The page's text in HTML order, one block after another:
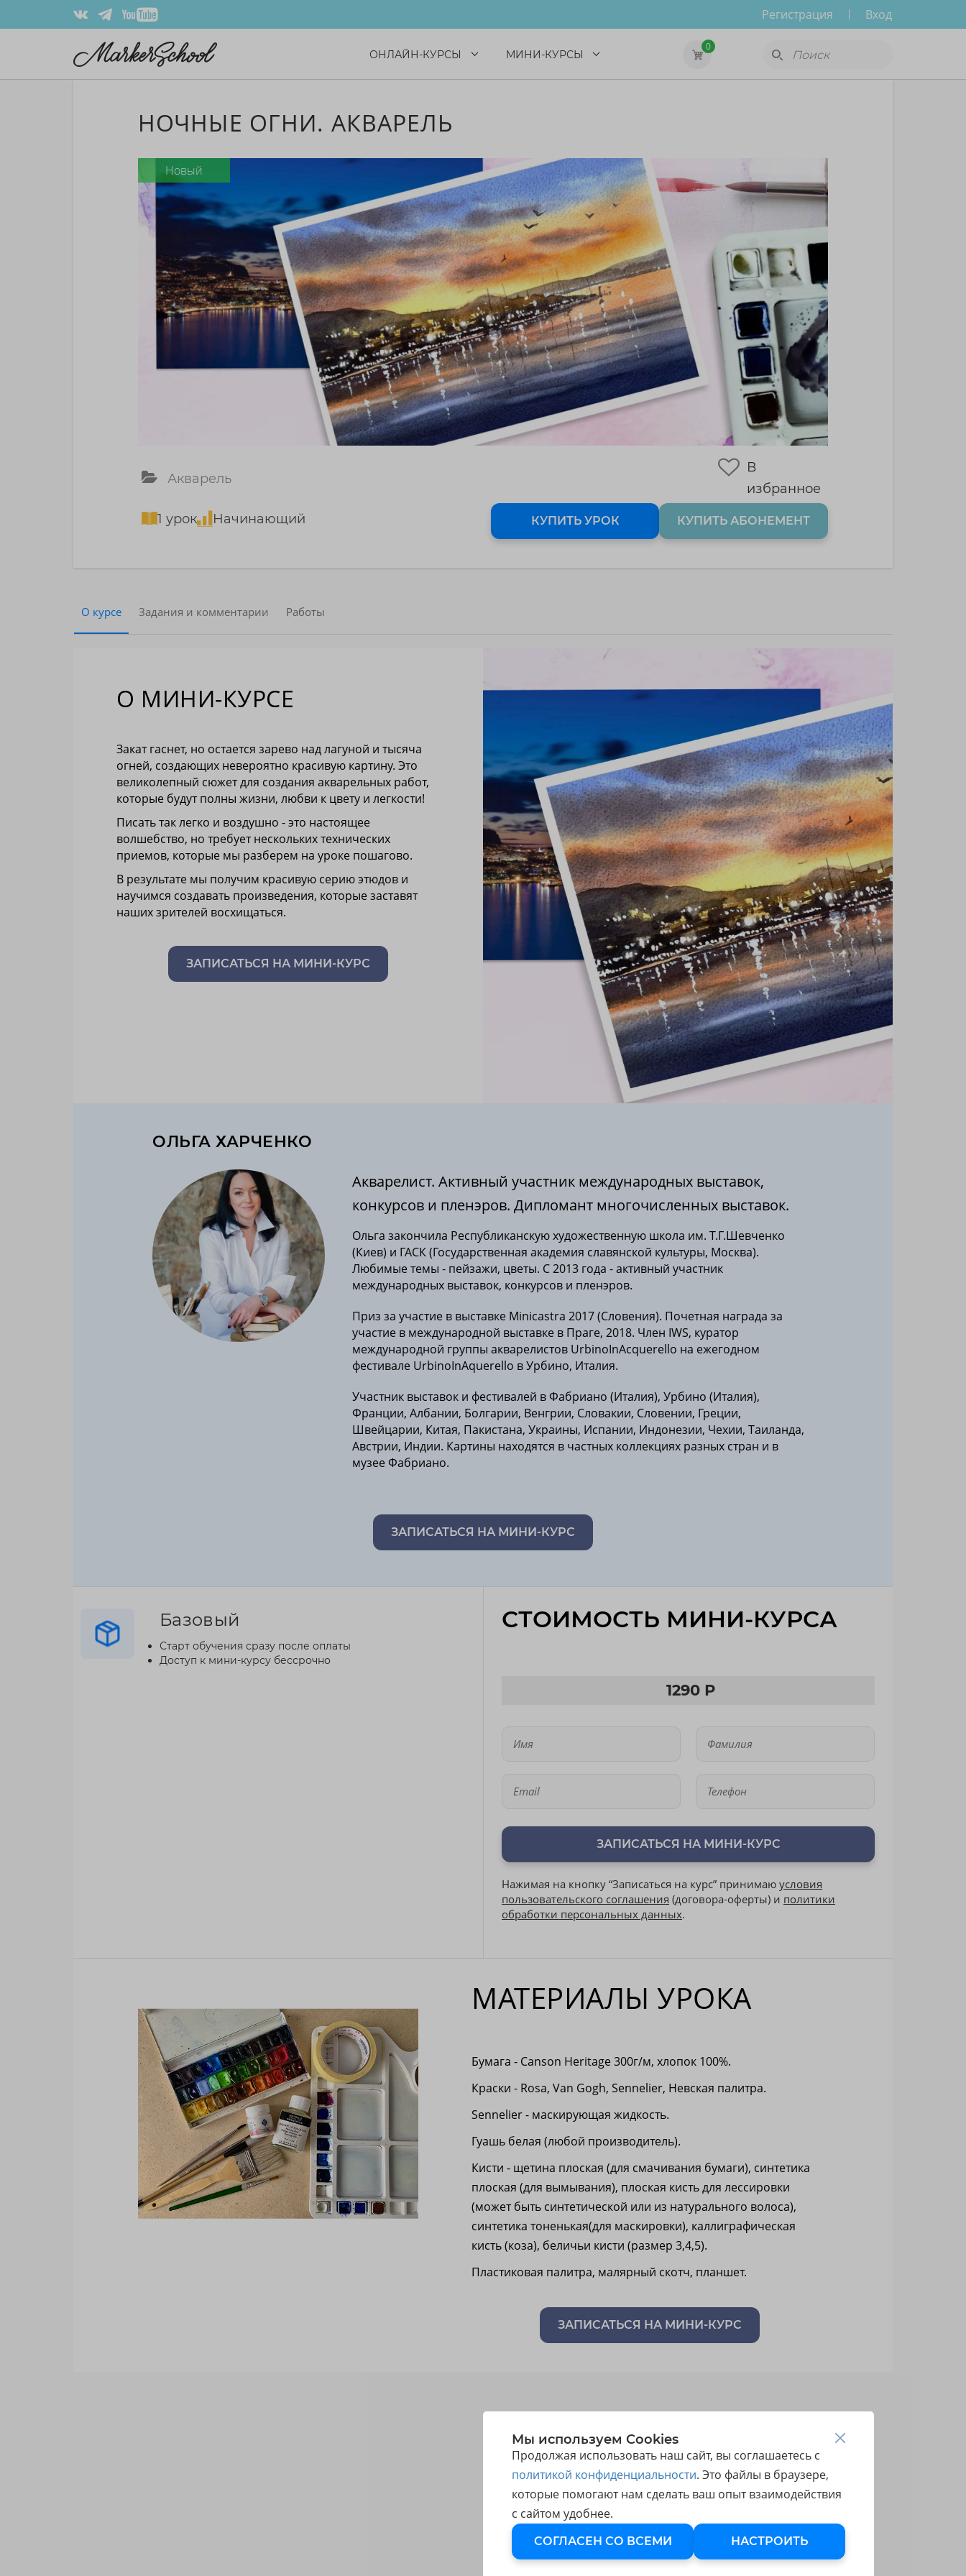
Регистрация Вход
ОНЛАЙН-КУРСЫ МИНИ-КУРСЫ
0
НОЧНЫЕ ОГНИ. АКВАРЕЛЬ
Новый
В
избранное
Акварель
1 урок Начинающий КУПИТЬ УРОК КУПИТЬ АБОНЕМЕНТ
О курсе Задания и комментарии Работы
О МИНИ-КУРСЕ
Закат гаснет, но остается зарево над лагуной и тысяча
огней, создающих невероятно красивую картину. Это
великолепный сюжет для создания акварельных работ,
которые будут полны жизни, любви к цвету и легкости!
Писать так легко и воздушно - это настоящее
волшебство, но требует нескольких технических
приемов, которые мы разберем на уроке пошагово.
В результате мы получим красивую серию этюдов и
научимся создавать произведения, которые заставят
наших зрителей восхищаться.
ЗАПИСАТЬСЯ НА МИНИ-КУРС
ОЛЬГА ХАРЧЕНКО
Акварелист. Активный участник международных выставок,
конкурсов и пленэров. Дипломант многочисленных выставок.
Ольга закончила Республиканскую художественную школа им. Т.Г.Шевченко
(Киев) и ГАСК (Государственная академия славянской культуры, Москва).
Любимые темы - пейзажи, цветы. С 2013 года - активный участник
международных выставок, конкурсов и пленэров.
Приз за участие в выставке Minicastra 2017 (Словения). Почетная награда за
участие в международной выставке в Праге, 2018. Член IWS, куратор
международной группы акварелистов UrbinoInAcquerello на ежегодном
фестивале UrbinoInAquerello в Урбино, Италия.
Участник выставок и фестивалей в Фабриано (Италия), Урбино (Италия),
Франции, Албании, Болгарии, Венгрии, Словакии, Словении, Греции,
Швейцарии, Китая, Пакистана, Украины, Испании, Индонезии, Чехии, Таиланда,
Австрии, Индии. Картины находятся в частных коллекциях разных стран и в
музее Фабриано.
ЗАПИСАТЬСЯ НА МИНИ-КУРС
Базовый
Старт обучения сразу после оплаты
Доступ к мини-курсу бессрочно
СТОИМОСТЬ МИНИ-КУРСА
1290 Р
ЗАПИСАТЬСЯ НА МИНИ-КУРС
Нажимая на кнопку “Записаться на курс” принимаю условия
пользовательского соглашения (договора-оферты) и политики
обработки персональных данных.
МАТЕРИАЛЫ УРОКА
Бумага - Canson Heritage 300г/м, хлопок 100%.
Краски - Rosa, Van Gogh, Sennelier, Невская палитра.
Sennelier - маскирующая жидкость.
Гуашь белая (любой производитель).
Кисти - щетина плоская (для смачивания бумаги), синтетика
плоская (для вымывания), плоская кисть для лессировки
(может быть синтетической или из натурального волоса),
синтетика тоненькая(для маскировки), каллиграфическая
кисть (коза), беличьи кисти (размер 3,4,5).
Пластиковая палитра, малярный скотч, планшет.
ЗАПИСАТЬСЯ НА МИНИ-КУРС
Мы используем Cookies
Продолжая использовать наш сайт, вы соглашаетесь с
политикой конфиденциальности. Это файлы в браузере,
которые помогают нам сделать ваш опыт взаимодействия
с сайтом удобнее.
СОГЛАСЕН СО ВСЕМИ НАСТРОИТЬ